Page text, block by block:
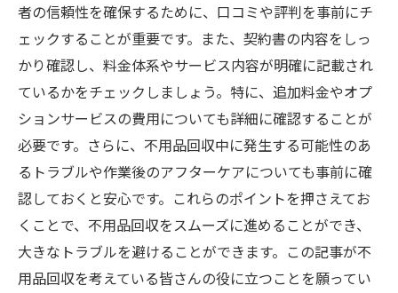
者の信頼性を確保するために、口コミや評判を事前にチ
ェックすることが重要です。また、契約書の内容をしっ
かり確認し、料金体系やサービス内容が明確に記載され
ているかをチェックしましょう。特に、追加料金やオプ
ションサービスの費用についても詳細に確認することが
必要です。さらに、不用品回収中に発生する可能性のあ
るトラブルや作業後のアフターケアについても事前に確
認しておくと安心です。これらのポイントを押さえてお
くことで、不用品回収をスムーズに進めることができ、
大きなトラブルを避けることができます。この記事が不
用品回収を考えている皆さんの役に立つことを願ってい